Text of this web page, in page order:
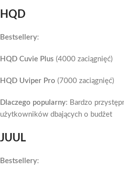
HQD
Bestsellery:
HQD Cuvie Plus (4000 zaciągnięć)
HQD Uviper Pro (7000 zaciągnięć)
Dlaczego popularny: Bardzo
użytkowników dbających o budżet
JUUL
Bestsellery: